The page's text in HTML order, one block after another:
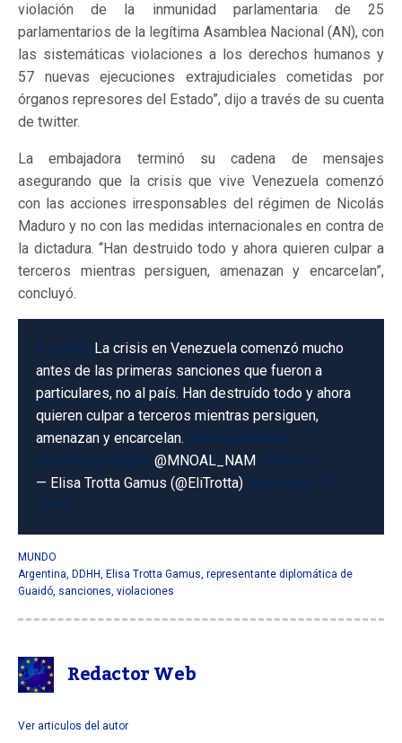
violación de la inmunidad parlamentaria de 25
parlamentarios de la legítima Asamblea Nacional (AN), con
las sistemáticas violaciones a los derechos humanos y
57 nuevas ejecuciones extrajudiciales cometidas por
órganos represores del Estado”, dijo a través de su cuenta
de twitter.
La embajadora terminó su cadena de mensajes
asegurando que la crisis que vive Venezuela comenzó
con las acciones irresponsables del régimen de Nicolás
Maduro y no con las medidas internacionales en contra de
la dictadura. “Han destruido todo y ahora quieren culpar a
terceros mientras persiguen, amenazan y encarcelan”,
concluyó.
#12sept La crisis en Venezuela comenzó mucho
antes de las primeras sanciones que fueron a
particulares, no al país. Han destruído todo y ahora
quieren culpar a terceros mientras persiguen,
amenazan y encarcelan. #ArreazaMiente
@UNHumanRights @MNOAL_NAM #HRC42
— Elisa Trotta Gamus (@EliTrotta) September 12,
2019
MUNDO
Argentina, DDHH, Elisa Trotta Gamus, representante diplomática de
Guaidó, sanciones, violaciones
Redactor Web
Ver articulos del autor